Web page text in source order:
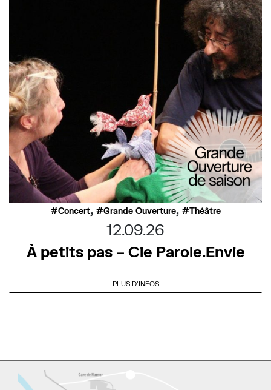
Concert, Grande Ouverture, Théâtre
12.09.26
À petits pas – Cie Parole.Envie
PLUS D'INFOS